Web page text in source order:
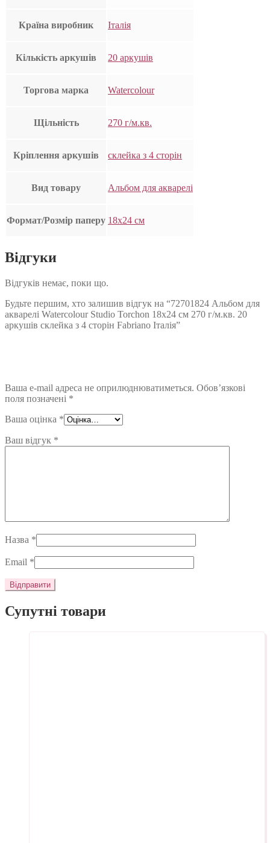
Країна виробник Італія
Кількість аркушів 20 аркушів
Торгова марка Watercolour
Щільність 270 г/м.кв.
Кріплення аркушів склейка з 4 сторін
Вид товару Альбом для акварелі
Формат/Розмір паперу 18х24 см
Відгуки
Відгуків немає, поки що.
Будьте першим, хто залишив відгук на “72701824 Альбом для
акварелі Watercolour Studio Torchon 18х24 см 270 г/м.кв. 20
аркушів склейка з 4 сторін Fabriano Італія”
Ваша e-mail адреса не оприлюднюватиметься. Обов’язкові
поля позначені *
Ваша оцінка *
Ваш відгук *
Назва *
Email *
Супутні товари